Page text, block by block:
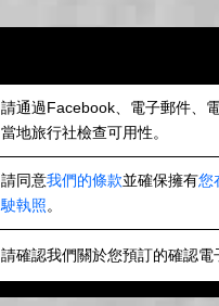
請通過Facebook、電子郵件、
當地旅行社檢查可用性。
請同意我們的條款並確保擁有您
駛執照。
請確認我們關於您預訂的確認電